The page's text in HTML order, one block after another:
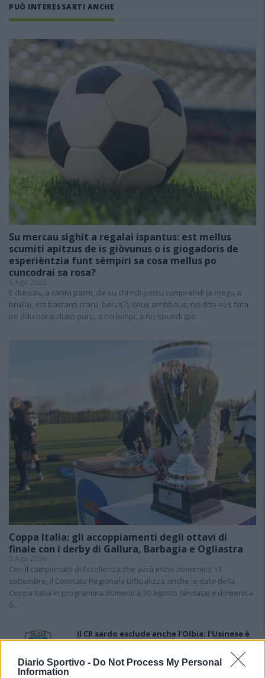
Diario Sportivo - Do Not Process My Personal
Information
PUÒ INTERESSARTI ANCHE
Su mercau sighit a regalai ispantus: est mellus
scumiti apitzus de is giòvunus o is giogadoris de
esperièntzia funt sèmpiri sa cosa mellus po
cuncodrai sa rosa?
6 Ago 2026
E duncas, a cantu parrit, de su chi ndi potzu cumprendi (e megu a
brullai, est bastanti craru, berus?), seus arribbaus, nci dda eus fata,
po ddu narai diaici puru, a nci lompi, a nci spundi (po…
Coppa Italia: gli accoppiamenti degli ottavi di
finale con i derby di Gallura, Barbagia e Ogliastra
5 Ago 2026
Con il campionato di Eccellenza che avrà inizio domenica 13
settembre, il Comitato Regionale ufficializza anche le date della
Coppa Italia in programma domenica 30 agosto (andata) e domenica
6…
Il CR sardo esclude anche l'Olbia: l'Usinese è
in Eccellenza, il Fonni sale in Promozione